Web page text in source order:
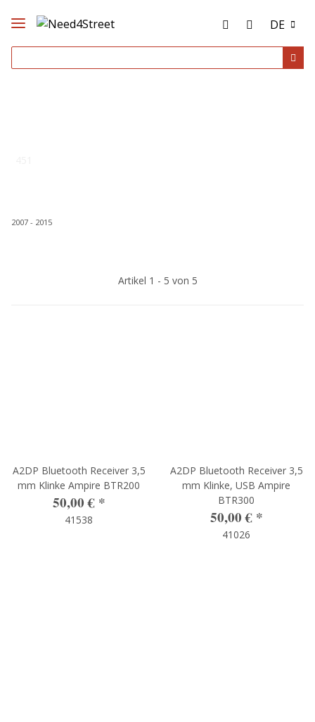
DE
2007 - 2015
Artikel 1 - 5 von 5
A2DP Bluetooth Receiver 3,5
mm Klinke Ampire BTR200
50,00 € *
41538
A2DP Bluetooth Receiver 3,5
mm Klinke, USB Ampire
BTR300
50,00 € *
41026